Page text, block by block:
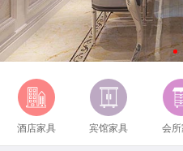
酒店家具 宾馆家具 会